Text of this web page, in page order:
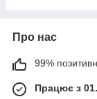
Про нас
99%
Працює з